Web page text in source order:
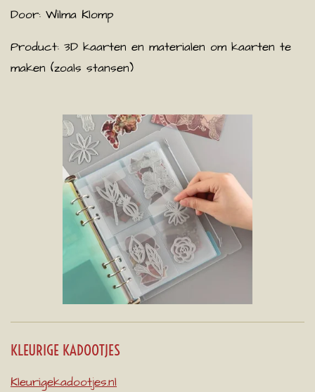
Door: Wilma Klomp
Product: 3D kaarten en materialen om kaarten te
maken (zoals stansen)
KLEURIGE KADOOTJES
Kleurigekadootjes.nl